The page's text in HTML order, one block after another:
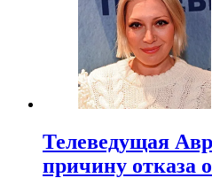
Телеведущая
причину отказа